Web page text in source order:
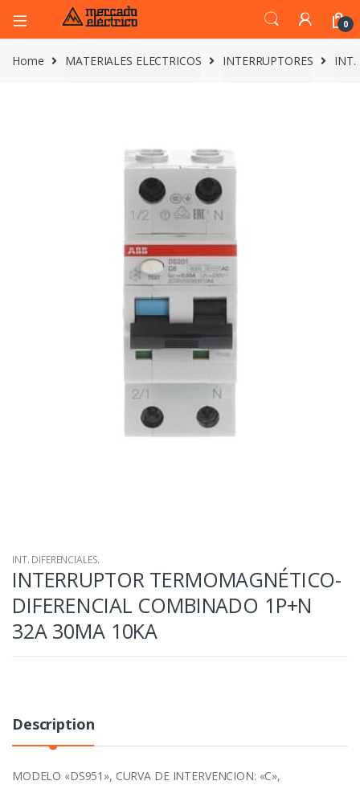
0
Home MATERIALES ELECTRICOS INTERRUPTORES INT.
INT. DIFERENCIALES.
INTERRUPTOR TERMOMAGNÉTICO-
DIFERENCIAL COMBINADO 1P+N
32A 30MA 10KA
Description
MODELO «DS951», CURVA DE INTERVENCION: «C»,